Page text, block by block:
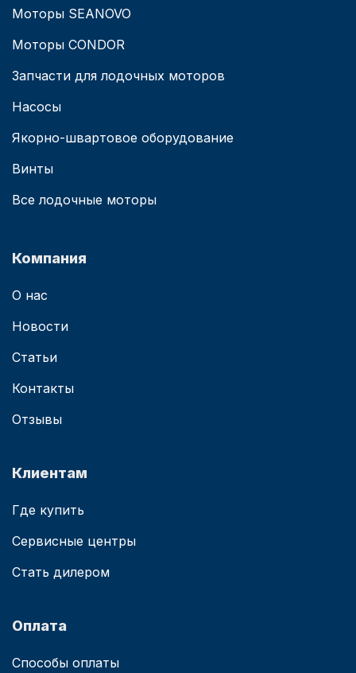
Моторы SEANOVO
Моторы CONDOR
Запчасти для лодочных моторов
Насосы
Якорно-швартовое оборудование
Винты
Все лодочные моторы
Компания
О нас
Новости
Статьи
Контакты
Отзывы
Клиентам
Где купить
Сервисные центры
Стать дилером
Оплата
Способы оплаты